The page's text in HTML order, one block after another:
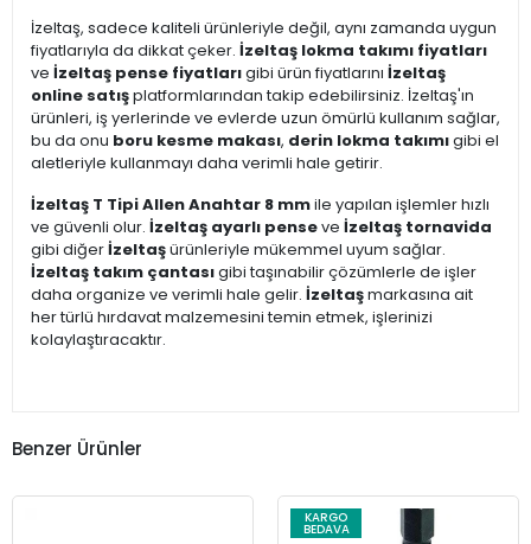
İzeltaş, sadece kaliteli ürünleriyle değil, aynı zamanda uygun
fiyatlarıyla da dikkat çeker. İzeltaş lokma takımı fiyatları
ve İzeltaş pense fiyatlarıgibi ürün fiyatlarını İzeltaş
online satışplatformlarından takip edebilirsiniz. İzeltaş'ın
ürünleri, iş yerlerinde ve evlerde uzun ömürlü kullanım sağlar,
bu da onu boru kesme makası, derin lokma takımıgibi el
aletleriyle kullanmayı daha verimli hale getirir.
İzeltaş T Tipi Allen Anahtar 8 mmile yapılan işlemler hızlı
ve güvenli olur. İzeltaş ayarlı penseve İzeltaş tornavida
gibi diğerİzeltaşürünleriyle mükemmel uyum sağlar.
İzeltaş takım çantasıgibi taşınabilir çözümlerle de işler
daha organize ve verimli hale gelir. İzeltaşmarkasına ait
her türlü hırdavat malzemesini temin etmek, işlerinizi
kolaylaştıracaktır.
Benzer Ürünler
KARGO
BEDAVA